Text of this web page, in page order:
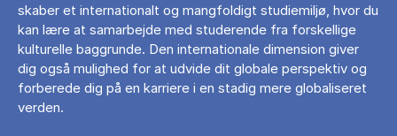
skaber et internationalt og mangfoldigt studiemiljø, hvor du
kan lære at samarbejde med studerende fra forskellige
kulturelle baggrunde. Den internationale dimension giver
dig også mulighed for at udvide dit globale perspektiv og
forberede dig på en karriere i en stadig mere globaliseret
verden.